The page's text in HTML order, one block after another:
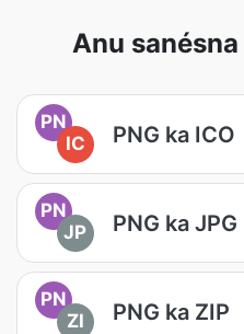
Anu
PN
IC
PNG ka ICO
PN
JP
PNG ka JPG
PN
ZI
PNG ka ZIP